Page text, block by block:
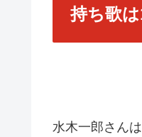
持ち歌は
水木一郎さんは